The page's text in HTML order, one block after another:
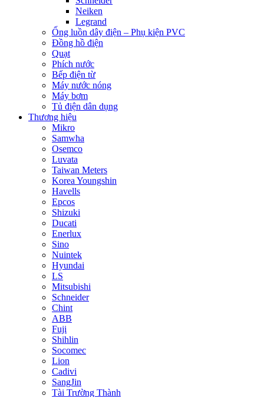
Neiken
Legrand
Ống luồn dây điện – Phụ kiện PVC
Đồng hồ điện
Quạt
Phích nước
Bếp điện từ
Máy nước nóng
Máy bơm
Tủ điện dân dụng
Thương hiệu
Mikro
Samwha
Osemco
Luvata
Taiwan Meters
Korea Youngshin
Havells
Epcos
Shizuki
Ducati
Enerlux
Sino
Nuintek
Hyundai
LS
Mitsubishi
Schneider
Chint
ABB
Fuji
Shihlin
Socomec
Lion
Cadivi
SangJin
Tài Trường Thành